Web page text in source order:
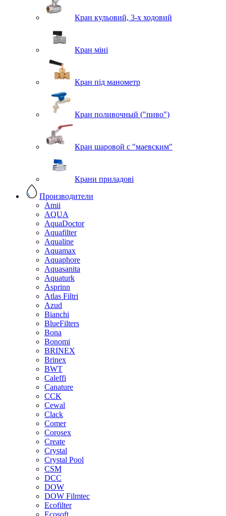
Кран кульовий, 3-х ходовий
Кран міні
Кран під манометр
Кран поливочный ("пиво")
Кран шаровой с "маевским"
Крани приладові
Производители
Amii
AQUA
AquaDoctor
Aquafilter
Aqualine
Aquamax
Aquaphore
Aquasanita
Aquaturk
Asprinn
Atlas Filtri
Azud
Bianchi
BlueFilters
Bona
Bonomi
BRINEX
Brinex
BWT
Caleffi
Canature
CCK
Cewal
Clack
Comer
Corosex
Create
Crystal
Crystal Pool
CSM
DCC
DOW
DOW Filmtec
Ecofilter
Ecosoft